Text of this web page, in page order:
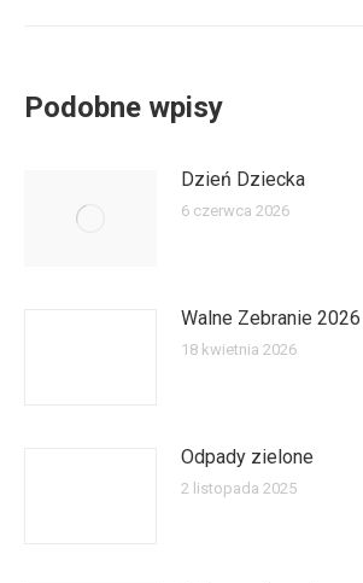
Podobne wpisy
Dzień Dziecka
6 czerwca 2026
Walne Zebranie 2026
18 kwietnia 2026
Odpady zielone
2 listopada 2025